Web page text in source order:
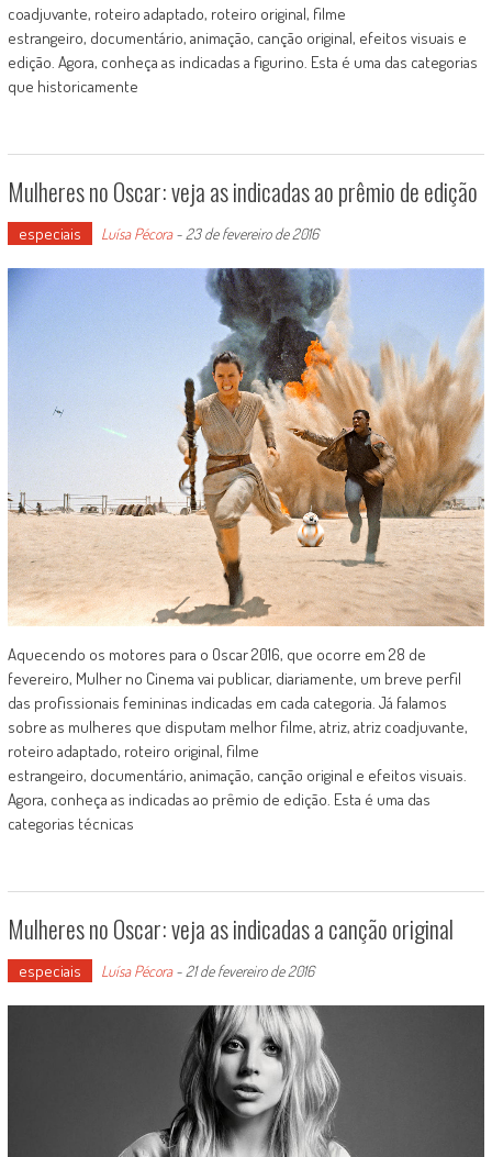
coadjuvante, roteiro adaptado, roteiro original, filme
estrangeiro, documentário, animação, canção original, efeitos visuais e
edição. Agora, conheça as indicadas a figurino. Esta é uma das categorias
que historicamente
Mulheres no Oscar: veja as indicadas ao prêmio de edição
especiais Luísa Pécora- 23 de fevereiro de 2016
Aquecendo os motores para o Oscar 2016, que ocorre em 28 de
fevereiro, Mulher no Cinema vai publicar, diariamente, um breve perfil
das profissionais femininas indicadas em cada categoria. Já falamos
sobre as mulheres que disputam melhor filme, atriz, atriz coadjuvante,
roteiro adaptado, roteiro original, filme
estrangeiro, documentário, animação, canção original e efeitos visuais.
Agora, conheça as indicadas ao prêmio de edição. Esta é uma das
categorias técnicas
Mulheres no Oscar: veja as indicadas a canção original
especiais Luísa Pécora- 21 de fevereiro de 2016